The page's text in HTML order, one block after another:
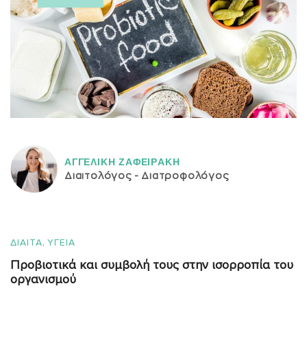
ΑΓΓΕΛΙΚH ΖΑΦΕΙΡAΚΗ
Διαιτολόγος - Διατροφολόγος
ΔΙΑΙΤΑ, ΥΓΕΙΑ
Προβιοτικά και συμβολή τους στην ισορροπία του
οργανισμού